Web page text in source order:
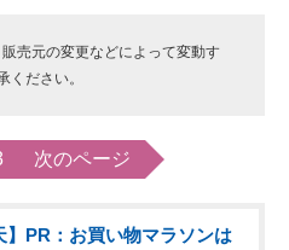
売元の変更などによって変動す
ください。
次のページ
】PR：お買い物マラソンは